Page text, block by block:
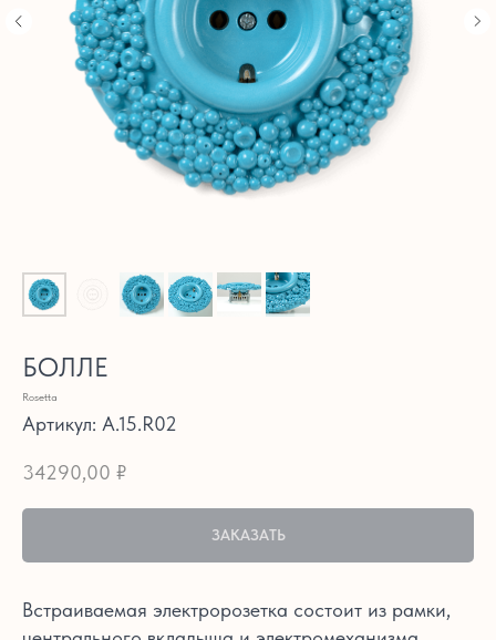
БОЛЛЕ
Rosetta
Артикул: A.15.R02
34290,00 ₽
ЗАКАЗАТЬ
Встраиваемая электророзетка состоит из рамки,